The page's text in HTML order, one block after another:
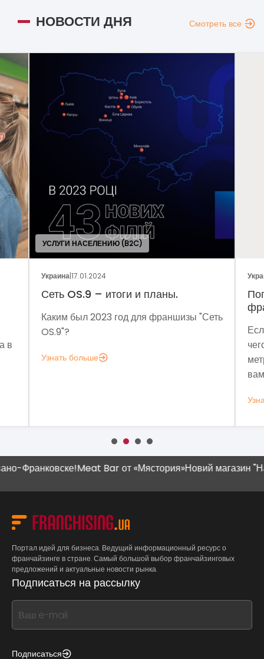
НОВОСТИ ДНЯ Смотреть все
УСЛУГИ НАСЕЛЕНИЮ (B2C)
17.01.2024
Сеть OS.9 – итоги и планы.
Каким был 2023 год для франшизы "Сеть
Узнать больше
Если
чего мне
метрик,
вам это
Узнать
Meat Bar от «Мястория»Новий магазин "Наш
Портал идей для бизнеса. Ведущий информационный ресурс о
франчайзинге в стране. Самый большой выбор франчайзинговых
предложений и актуальные новости рынка.
Подписаться на рассылку
If
you
this,
Подписаться